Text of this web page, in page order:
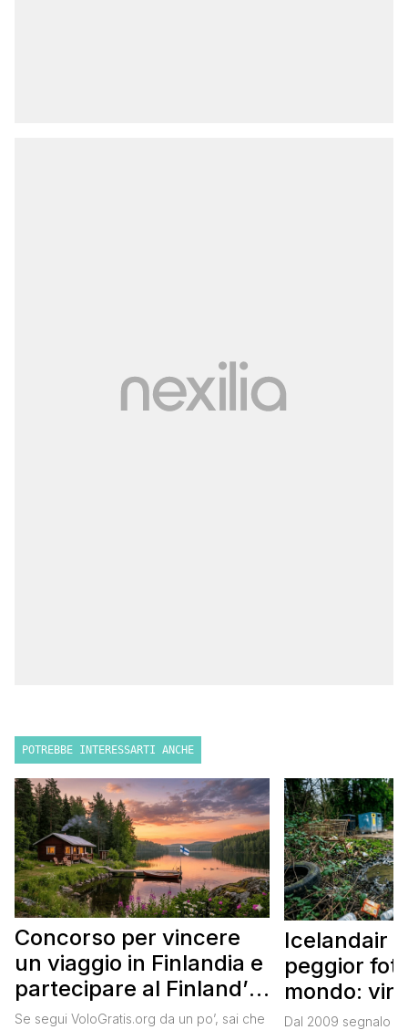
POTREBBE INTERESSARTI ANCHE
Concorso per vincere
un viaggio in Finlandia e
partecipare al Finland’s
Official Tasting
Se segui VoloGratis.org da un po’, sai che
Icelandair
peggior
mondo:
in Islanda
Dal 2009 segnalo